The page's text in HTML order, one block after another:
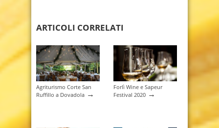
ARTICOLI CORRELATI
Agriturismo Corte San
Ruffillo a Dovadola →
Forlì Wine e Sapeur
Festival 2020 →